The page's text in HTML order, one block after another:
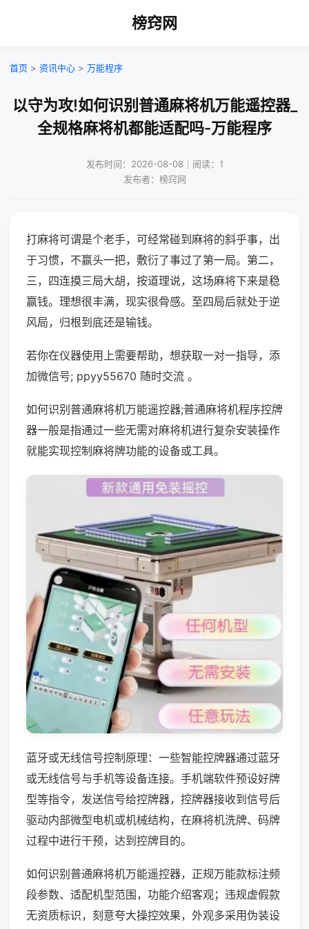
榜窍网
首页 > 资讯中心 > 万能程序
以守为攻!如何识别普通麻将机万能遥控器_
全规格麻将机都能适配吗-万能程序
发布时间：2026-08-08｜阅读：1
发布者：榜窍网
打麻将可谓是个老手，可经常碰到麻将的斜乎事，出
于习惯，不赢头一把，敷衍了事过了第一局。第二，
三，四连摸三局大胡，按道理说，这场麻将下来是稳
赢钱。理想很丰满，现实很骨感。至四局后就处于逆
风局，归根到底还是输钱。
若你在仪器使用上需要帮助，想获取一对一指导，添
加微信号; ppyy55670 随时交流 。
如何识别普通麻将机万能遥控器;普通麻将机程序控牌
器一般是指通过一些无需对麻将机进行复杂安装操作
就能实现控制麻将牌功能的设备或工具。
蓝牙或无线信号控制原理：一些智能控牌器通过蓝牙
或无线信号与手机等设备连接。手机端软件预设好牌
型等指令，发送信号给控牌器，控牌器接收到信号后
驱动内部微型电机或机械结构，在麻将机洗牌、码牌
过程中进行干预，达到控牌目的。
如何识别普通麻将机万能遥控器，正规万能款标注频
段参数、适配机型范围，功能介绍客观；违规虚假款
无资质标识，刻意夸大操控效果，外观多采用伪装设